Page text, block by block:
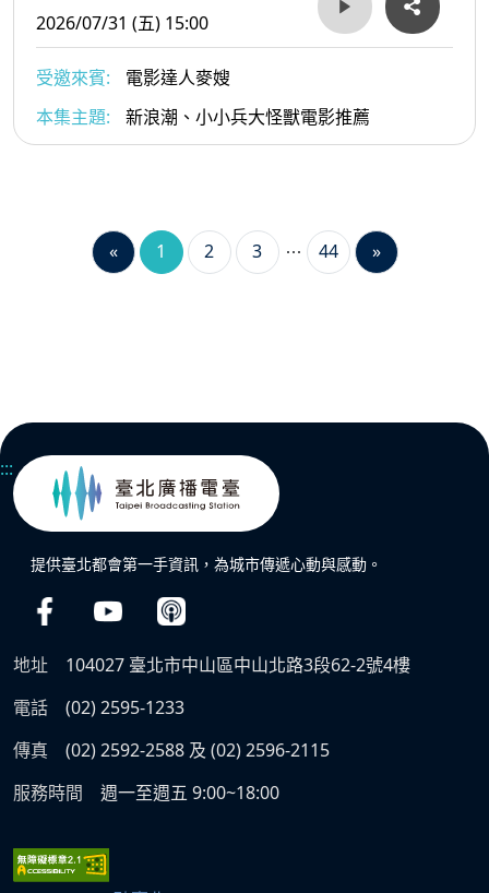
2026/07/31 (五) 15:00
受邀來賓:
電影達人麥嫂
本集主題:
新浪潮、小小兵大怪獸電影推薦
« 1 2 3 44 »
:::
提供臺北都會第一手資訊，為城市傳遞心動與感動。
地址
104027 臺北市中山區中山北路3段62-2號4樓
電話
(02) 2595-1233
傳真
(02) 2592-2588 及 (02) 2596-2115
服務時間
週一至週五 9:00~18:00